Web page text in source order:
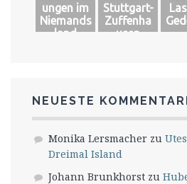
ungen im
Niemands
land
Stuttgart-
Zuffenha
usen
NEUESTE
Monika Lersmacher zu
Dreimal Island
Johann Brunkhorst zu